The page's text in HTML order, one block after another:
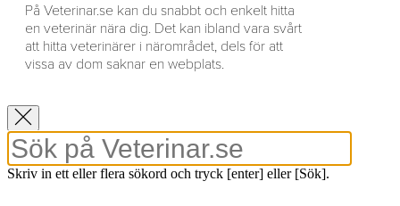
På Veterinar.se kan du snabbt och enkelt hitta
en veterinär nära dig. Det kan ibland vara svårt
att hitta veterinärer i närområdet, dels för att
vissa av dom saknar en webplats.
Skriv in ett eller flera sökord och tryck [enter] eller [Sök].